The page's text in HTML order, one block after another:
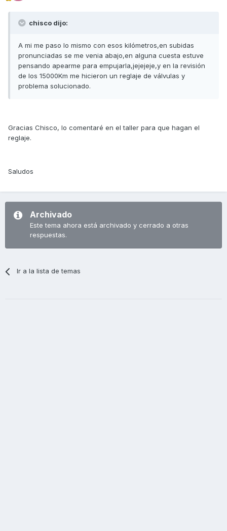
chisco dijo:
A mi me paso lo mismo con esos kilómetros,en subidas
pronunciadas se me venia abajo,en alguna cuesta estuve
pensando apearme para empujarla,jejejeje,y en la revisión
de los 15000Km me hicieron un reglaje de válvulas y
problema solucionado.
Gracias Chisco, lo comentaré en el taller para que hagan el
reglaje.
Saludos
Archivado
Este tema ahora está archivado y cerrado a otras
respuestas.
Ir a la lista de temas